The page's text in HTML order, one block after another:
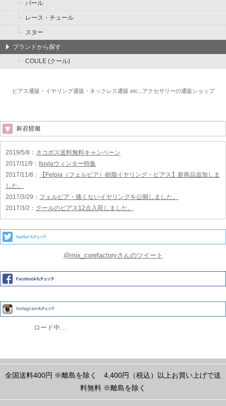
パール
レース・チュール
スター
ブランドから探す
COULE (クール)
ピアス通販・イヤリング通販・ネックレス通販 etc...アクセサリーの通販ショップ
2019/5/8 ： ネコポス送料無料キャンペーン
2017/11/9 ：
lluviaウィンター特集
2017/11/8 ：
【Felpia（フェルピア）樹脂イヤリング・ピアス】新商品追加しま
した。
2017/3/29 ： フェルピア・痛くないイヤリングを公開しました。
2017/3/2 ： クールのピアス12点入荷しました。
@mix_corefactoryさんのツイート
ロード中...
全国送料400円 ※離島を除く
4,400円（税込）以上お買い上げで送
料無料 ※離島を除く